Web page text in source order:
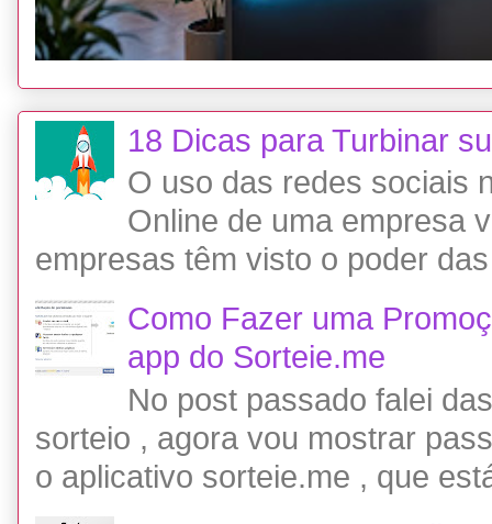
18 Dicas para Turbinar
O uso das redes sociais
Online de uma empresa
empresas têm visto o poder
Como Fazer uma
app do Sorteie.me
No post passado falei
sorteio , agora vou mostrar
o aplicativo sorteie.me , que